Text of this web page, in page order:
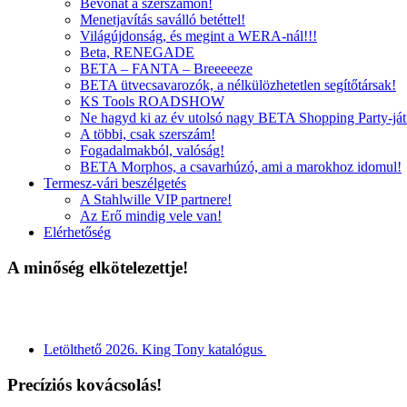
Bevonat a szerszámon!
Menetjavítás saválló betéttel!
Világújdonság, és megint a WERA-nál!!!
Beta, RENEGADE
BETA – FANTA – Breeeeeze
BETA ütvecsavarozók, a nélkülözhetetlen segítőtársak!
KS Tools ROADSHOW
Ne hagyd ki az év utolsó nagy BETA Shopping Party-
A többi, csak szerszám!
Fogadalmakból, valóság!
BETA Morphos, a csavarhúzó, ami a marokhoz idomul!
Termesz-vári beszélgetés
A Stahlwille VIP partnere!
Az Erő mindig vele van!
Elérhetőség
A minőség elkötelezettje!
Letölthető 2026. King Tony katalógus
Precíziós kovácsolás!